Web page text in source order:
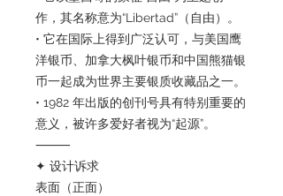
作，其名称意为“Libertad”（自由）。
• 它在国际上得到广泛认可，与美国鹰
洋银币、加拿大枫叶银币和中国熊猫银
币一起成为世界主要银质收藏品之一。
• 1982 年出版的创刊号具有特别重要的
意义，被许多爱好者视为“起源”。
⸻
✦ 设计诉求
表面（正面）